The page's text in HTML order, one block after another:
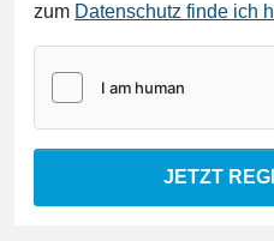
zum Datenschutz finde ich
JETZT